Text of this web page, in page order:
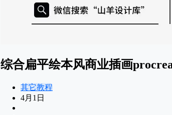
综合扁平绘本风商业插画
其它教程
4月1日